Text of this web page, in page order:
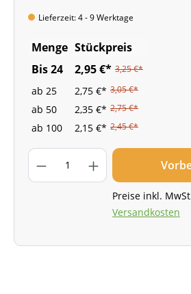
Lieferzeit: 4 - 9 Werktage
Menge Stückpreis
Bis24 2,95 €* 3,25 €*
ab 25 2,75 €* 3,05 €*
ab 50 2,35 €* 2,75 €*
ab 100 2,15 €* 2,45 €*
Preise inkl.
Versandkosten